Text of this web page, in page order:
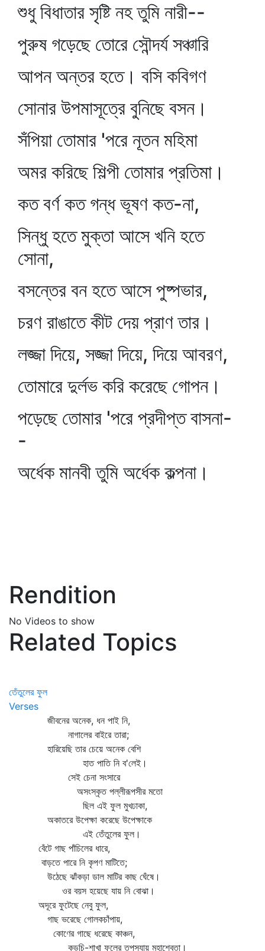
শুধু বিধাতার সৃষ্টি নহ তুমি নারী--
পুরুষ গড়েছে তোরে সৌন্দর্য সঞ্চারি
আপন অন্তর হতে। বসি কবিগণ
সোনার উপমাসূত্রে বুনিছে বসন।
সঁপিয়া তোমার 'পরে নূতন মহিমা
অমর করিছে শিল্পী তোমার প্রতিমা।
কত বর্ণ কত গন্ধ ভূষণ কত-না,
সিন্ধু হতে মুক্তা আসে খনি হতে
সোনা,
বসন্তের বন হতে আসে পুষ্পভার,
চরণ রাঙাতে কীট দেয় প্রাণ তার।
লজ্জা দিয়ে, সজ্জা দিয়ে, দিয়ে আবরণ,
তোমারে দুর্লভ করি করেছে গোপন।
পড়েছে তোমার 'পরে প্রদীপ্ত বাসনা-
-
অর্ধেক মানবী তুমি অর্ধেক কল্পনা।
Rendition
No Videos to show
Related Topics
তেঁতুলের ফুল
Verses
জীবনের অনেক, ধন পাই নি,
নাগালের বাইরে তারা;
হারিয়েছি তার চেয়ে অনেক বেশি
হাত পাতি নি ব'লেই।
সেই চেনা সংসারে
অসংস্কৃত পল্লীরূপসীর মতো
ছিল এই ফুল মুখঢাকা,
অকাতরে উপেক্ষা করেছে উপেক্ষাকে
এই তেঁতুলের ফুল।
বেঁটে গাছ পাঁচিলের ধারে,
বাড়তে পারে নি কৃপণ মাটিতে;
উঠেছে ঝাঁকড়া ডাল মাটির কাছ ঘেঁষে।
ওর বয়স হয়েছে যায় নি বোঝা।
অদূরে ফুটেছে নেবু ফুল,
গাছ ভরেছে গোলকচাঁপায়,
কোণের গাছে ধরেছে কাঞ্চন,
কুড়চি-শাখা ফুলের তপস্যায় মহাশ্বেতা।